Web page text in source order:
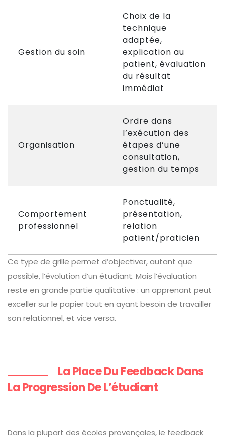
Gestion du soin
Choix de la
technique
adaptée,
explication au
patient, évaluation
du résultat
immédiat
Organisation
Ordre dans
l’exécution des
étapes d’une
consultation,
gestion du temps
Comportement
professionnel
Ponctualité,
présentation,
relation
patient/praticien
Ce type de grille permet d’objectiver, autant que
possible, l’évolution d’un étudiant. Mais l’évaluation
reste en grande partie qualitative : un apprenant peut
exceller sur le papier tout en ayant besoin de travailler
son relationnel, et vice versa.
La Place Du Feedback Dans
La Progression De L’étudiant
Dans la plupart des écoles provençales, le feedback